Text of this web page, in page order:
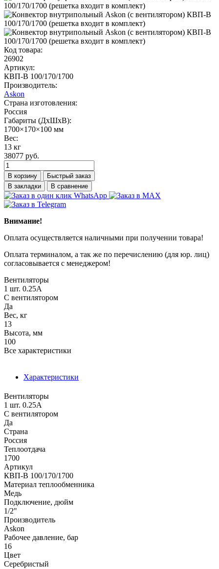
Код товара:
26902
Артикул:
КВП-В 100/170/1700
Производитель:
Askon
Страна изготовления:
Россия
Габариты (ДхШхВ):
1700×170×100 мм
Вес:
13 кг
38077 руб.
В корзину
Быстрый заказ
В закладки
В сравнение
Внимание!
Оплата осуществляется наличными при получении товара!
Оплата терминалом, а так же по перечислению (для юр. лиц)
согласовывается с менеджером!
Вентиляторы
1 шт. 0.25А
С вентилятором
Да
Вес, кг
13
Высота, мм
100
Все характеристики
Характеристики
Вентиляторы
1 шт. 0.25А
С вентилятором
Да
Страна
Россия
Теплоотдача
1700
Артикул
КВП-В 100/170/1700
Материал теплообменника
Медь
Подключение, дюйм
1/2"
Производитель
Аskon
Рабочее давление, бар
16
Цвет
Серебристый